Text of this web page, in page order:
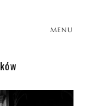
MENU